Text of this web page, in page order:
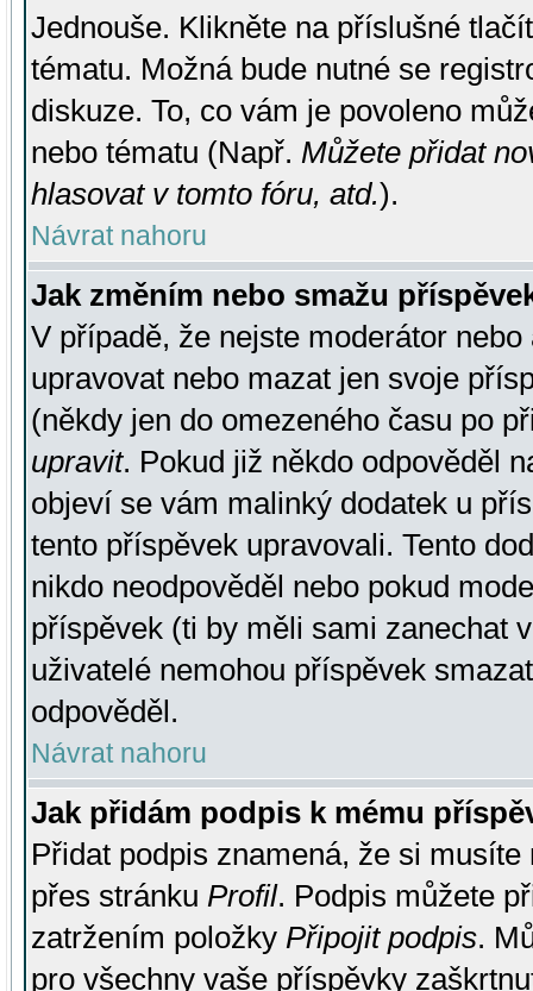
Jednouše. Klikněte na příslušné
tématu. Možná bude nutné se
diskuze. To, co vám je povoleno
nebo tématu (Např. Můžete přidat
hlasovat v tomto fóru, atd.).
Návrat nahoru
Jak změním nebo smažu
V případě, že nejste moderátor
upravovat nebo mazat jen svoje
(někdy jen do omezeného času po
upravit. Pokud již někdo odpověděl
objeví se vám malinký dodatek u
tento příspěvek upravovali. Tento
nikdo neodpověděl nebo pokud
příspěvek (ti by měli sami zanechat
uživatelé nemohou příspěvek
odpověděl.
Návrat nahoru
Jak přidám podpis k mému
Přidat podpis znamená, že si
přes stránku Profil. Podpis můžete
zatržením položky Připojit podpis.
pro všechny vaše příspěvky